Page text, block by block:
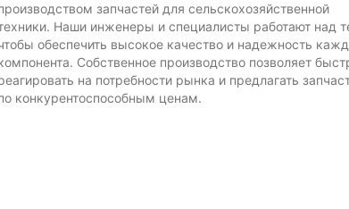
запчастей для сельскохозяйственной
Наши инженеры и специалисты работают над
обеспечить высокое качество и надежность
Собственное производство позволяет
на потребности рынка и предлагать
конкурентоспособным ценам.